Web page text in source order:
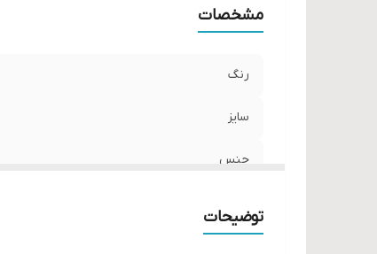
مشخصات
رنگ
سایز
جنس
توضیحات